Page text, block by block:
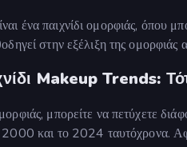
ένα παιχνίδι ομορφιάς, όπου
στην εξέλιξη της
Makeup Trends:
μπορείτε να πετύχετε
2000 και το 2024 ταυτόχρονα.